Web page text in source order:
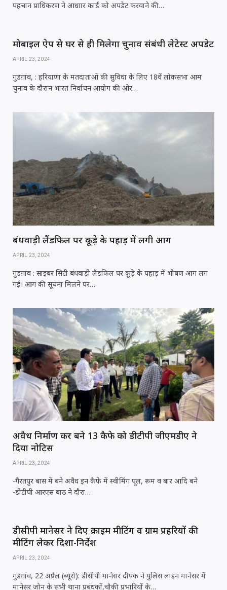
पहचान प्राधिकरण ने आधाार कार्ड को अपडेट करवाने की…
मोबाइल ऐप से घर से ही मिलेगा चुनाव संबंधी लेटेस्ट अपडेट
APRIL 23, 2024
गुडग़ांव, : हरियाणा के मतदाताओं की सुविधा के लिए 18वें लोकसभा आम
चुनाव के दौरान भारत निर्वाचन आयोग की ओर…
बंधवाड़ी लैंडफिल पर कूड़े के पहाड़ में लगी आग
APRIL 23, 2024
गुडग़ांव : साइबर सिटी बंधवाड़ी लैंडफिल पर कूड़े के पहाड़ में भीषण आग लग
गई। आग की सूचना मिलने पर…
अवैध निर्माण कर बने 13 कैफे को डीटीपी जीएमडीए ने
दिया नोटिस
APRIL 23, 2024
-गैरतपुर बास में बने अवैध इन कैफे में स्वीमिंग पूल, रूम व बार आदि बने
-डीटीपी आरएस बाठ ने दौरा…
डीसीपी मानेसर ने दिए क्राइम मीटिंग व ग्राम प्रहरियों की
मीटिंग लेकर दिशा-निर्देश
APRIL 23, 2024
गुडग़ांव, 22 अप्रैल (ब्यूरो): डीसीपी मानेसर दीपक ने पुलिस लाइन मानेसर में
मानेसर जोन के सभी थाना प्रबंधकों,चौकी प्रभारियों के…